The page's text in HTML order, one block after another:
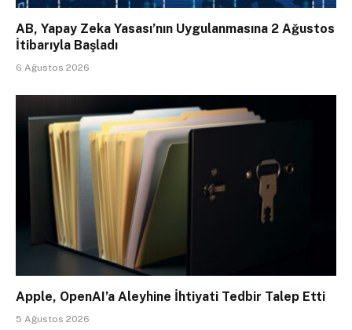
AB, Yapay Zeka Yasası’nın Uygulanmasına 2 Ağustos
İtibarıyla Başladı
6 Ağustos 2026
Apple, OpenAI’a Aleyhine İhtiyati Tedbir Talep Etti
5 Ağustos 2026